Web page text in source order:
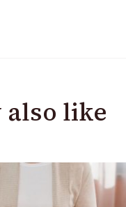
also like